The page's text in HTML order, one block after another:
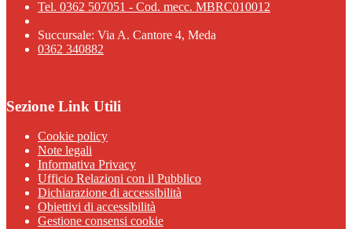
Tel. 0362 507051 - Cod. mecc. MBRC010012
Succursale: Via A. Cantore 4, Meda
0362 340882
Sezione Link Utili
Cookie policy
Note legali
Informativa Privacy
Ufficio Relazioni con il Pubblico
Dichiarazione di accessibilità
Obiettivi di accessibilità
Gestione consensi cookie